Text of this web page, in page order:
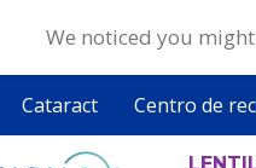
Cataract Centro de
We noticed you